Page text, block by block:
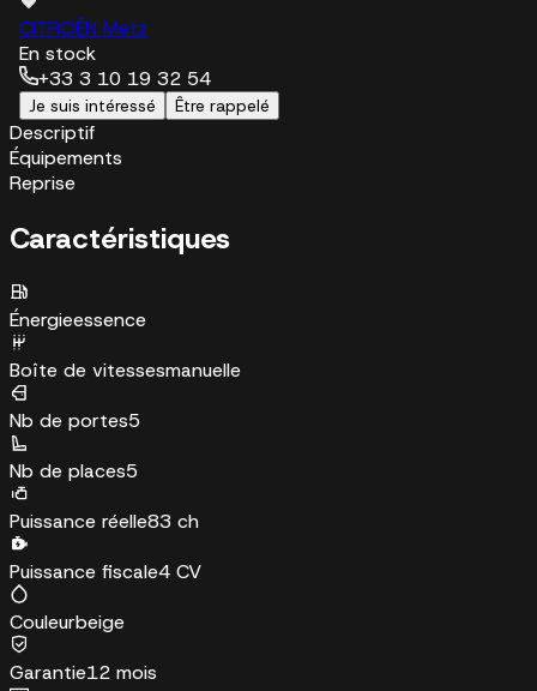
CITROËN Metz
En stock
+33 3 10 19 32 54
Je suis intéressé Être rappelé
Descriptif
Équipements
Reprise
Caractéristiques
Énergieessence
Boîte de vitessesmanuelle
Nb de portes5
Nb de places5
Puissance réelle83 ch
Puissance fiscale4 CV
Couleurbeige
Garantie12 mois